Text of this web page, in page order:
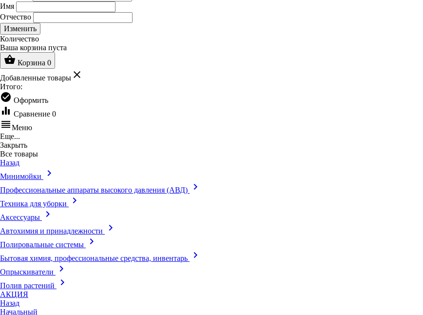
Имя
Отчество
Изменить
Количество
Ваша корзина пуста
shopping_basket Корзина 0
Добавленные товары clear
Итого:
check_circle Оформить
equalizer Сравнение 0
reorderМеню
Еще...
Закрыть
Все товары
Назад
Минимойки
keyboard_arrow_right
Профессиональные аппараты высокого давления (АВД) keyboard_arrow_right
Техника для уборки keyboard_arrow_right
Аксессуары keyboard_arrow_right
Автохимия и принадлежности keyboard_arrow_right
Полировальные системы keyboard_arrow_right
Бытовая химия, профессиональные средства, инвентарь keyboard_arrow_right
Опрыскиватели keyboard_arrow_right
Полив растений keyboard_arrow_right
АКЦИЯ
Назад
Начальный